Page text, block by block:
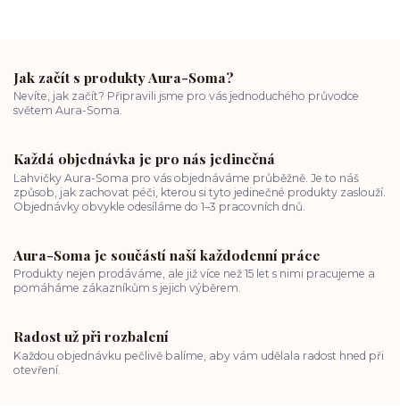
Jak začít s produkty Aura-Soma?
Nevíte, jak začít? Připravili jsme pro vás jednoduchého průvodce
světem Aura-Soma.
Každá objednávka je pro nás jedinečná
Lahvičky Aura-Soma pro vás objednáváme průběžně. Je to náš
způsob, jak zachovat péči, kterou si tyto jedinečné produkty zaslouží.
Objednávky obvykle odesíláme do 1–3 pracovních dnů.
Aura-Soma je součástí naší každodenní práce
Produkty nejen prodáváme, ale již více než 15 let s nimi pracujeme a
pomáháme zákazníkům s jejich výběrem.
Radost už při rozbalení
Každou objednávku pečlivě balíme, aby vám udělala radost hned při
otevření.